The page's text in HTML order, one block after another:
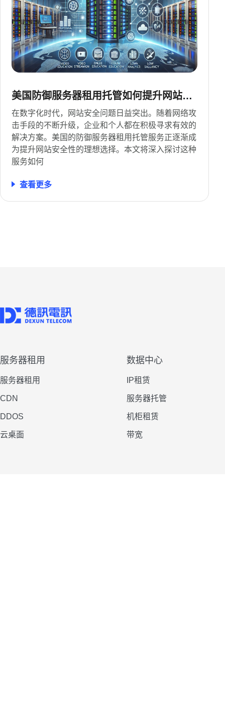
美国防御服务器租用托管如何提升网站安
全性
在数字化时代，网站安全问题日益突出。随着网络攻
击手段的不断升级，企业和个人都在积极寻求有效的
解决方案。美国的防御服务器租用托管服务正逐渐成
为提升网站安全性的理想选择。本文将深入探讨这种
服务如何
查看更多
服务器租用
服务器租用
CDN
DDOS
云桌面
数据中心
IP租赁
服务器托管
机柜租赁
带宽